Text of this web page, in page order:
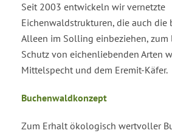
Seit 2003 entwickeln wir vernetzte
Eichenwaldstrukturen, die auch die
Alleen im Solling einbeziehen,
Schutz von eichenliebenden Arten
Mittelspecht und dem Eremit-Käfer.
Buchenwaldkonzept
Zum Erhalt ökologisch wertvoller